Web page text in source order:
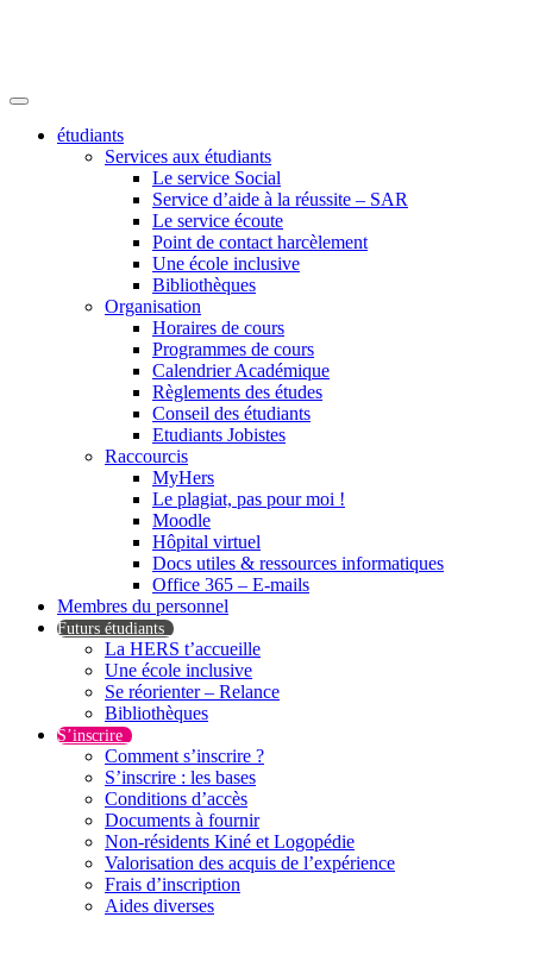
étudiants
Services aux étudiants
Le service Social
Service d’aide à la réussite – SAR
Le service écoute
Point de contact harcèlement
Une école inclusive
Bibliothèques
Organisation
Horaires de cours
Programmes de cours
Calendrier Académique
Règlements des études
Conseil des étudiants
Etudiants Jobistes
Raccourcis
MyHers
Le plagiat, pas pour moi !
Moodle
Hôpital virtuel
Docs utiles & ressources informatiques
Office 365 – E-mails
Membres du personnel
Futurs étudiants
La HERS t’accueille
Une école inclusive
Se réorienter – Relance
Bibliothèques
S’inscrire
Comment s’inscrire ?
S’inscrire : les bases
Conditions d’accès
Documents à fournir
Non-résidents Kiné et Logopédie
Valorisation des acquis de l’expérience
Frais d’inscription
Aides diverses